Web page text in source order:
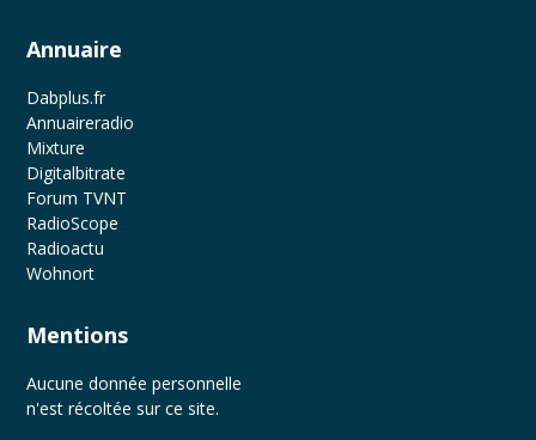
Annuaire
Dabplus.fr
Annuaireradio
Mixture
Digitalbitrate
Forum TVNT
RadioScope
Radioactu
Wohnort
Mentions
Aucune donnée personnelle
n'est récoltée sur ce site.